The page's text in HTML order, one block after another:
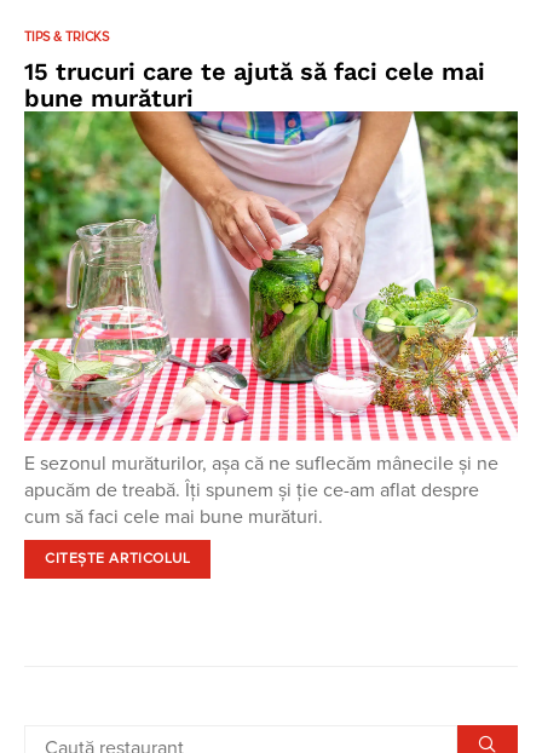
TIPS & TRICKS
15 trucuri care te ajută să faci cele mai
bune murături
E sezonul murăturilor, așa că ne suflecăm mânecile și ne
apucăm de treabă. Îți spunem și ție ce-am aflat despre
cum să faci cele mai bune murături.
CITEȘTE ARTICOLUL